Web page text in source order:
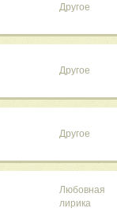
Другое
Другое
Другое
Любовная
лирика